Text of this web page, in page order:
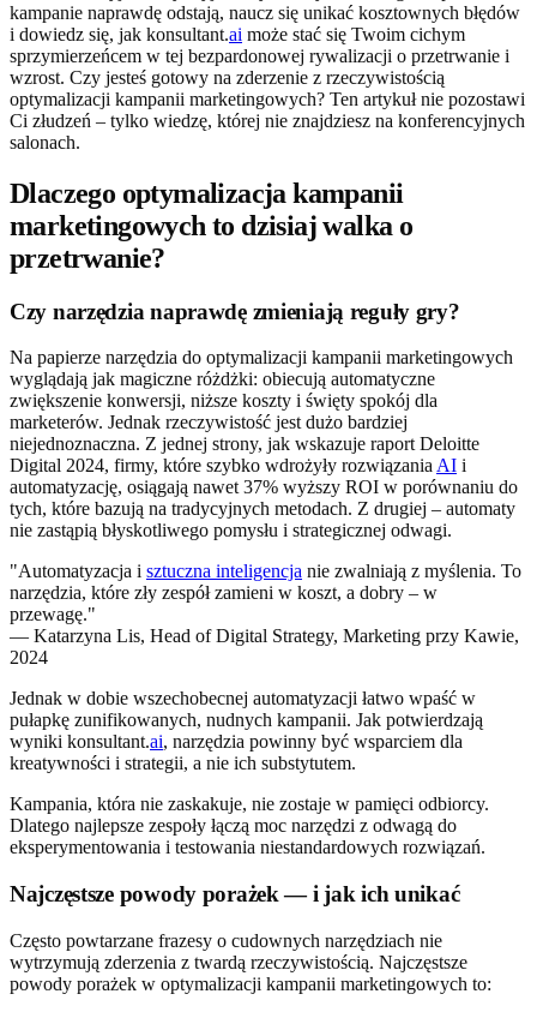
kampanie naprawdę odstają, naucz się unikać kosztownych błędów
i dowiedz się, jak konsultant.ai może stać się Twoim cichym
sprzymierzeńcem w tej bezpardonowej rywalizacji o przetrwanie i
wzrost. Czy jesteś gotowy na zderzenie z rzeczywistością
optymalizacji kampanii marketingowych? Ten artykuł nie pozostawi
Ci złudzeń – tylko wiedzę, której nie znajdziesz na konferencyjnych
salonach.
Dlaczego optymalizacja kampanii
marketingowych to dzisiaj walka o
przetrwanie?
Czy narzędzia naprawdę zmieniają reguły gry?
Na papierze narzędzia do optymalizacji kampanii marketingowych
wyglądają jak magiczne różdżki: obiecują automatyczne
zwiększenie konwersji, niższe koszty i święty spokój dla
marketerów. Jednak rzeczywistość jest dużo bardziej
niejednoznaczna. Z jednej strony, jak wskazuje raport Deloitte
Digital 2024, firmy, które szybko wdrożyły rozwiązania AI i
automatyzację, osiągają nawet 37% wyższy ROI w porównaniu do
tych, które bazują na tradycyjnych metodach. Z drugiej – automaty
nie zastąpią błyskotliwego pomysłu i strategicznej odwagi.
"Automatyzacja i sztuczna inteligencja nie zwalniają z myślenia. To
narzędzia, które zły zespół zamieni w koszt, a dobry – w
przewagę."
— Katarzyna Lis, Head of Digital Strategy, Marketing przy Kawie,
2024
Jednak w dobie wszechobecnej automatyzacji łatwo wpaść w
pułapkę zunifikowanych, nudnych kampanii. Jak potwierdzają
wyniki konsultant.ai, narzędzia powinny być wsparciem dla
kreatywności i strategii, a nie ich substytutem.
Kampania, która nie zaskakuje, nie zostaje w pamięci odbiorcy.
Dlatego najlepsze zespoły łączą moc narzędzi z odwagą do
eksperymentowania i testowania niestandardowych rozwiązań.
Najczęstsze powody porażek — i jak ich unikać
Często powtarzane frazesy o cudownych narzędziach nie
wytrzymują zderzenia z twardą rzeczywistością. Najczęstsze
powody porażek w optymalizacji kampanii marketingowych to: